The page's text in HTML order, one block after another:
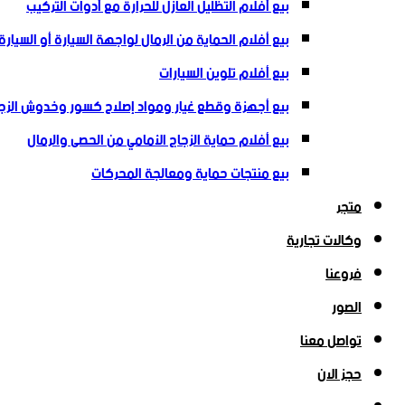
بيع أفلام التظليل العازل للحرارة مع أدوات التركيب
بيع أفلام الحماية من الرمال لواجهة السيارة أو
بيع أفلام تلوين السيارات
بيع أجهزة وقطع غيار ومواد إصلاح كسور وخدوش
بيع أفلام حماية الزجاج الأمامي من الحصى والرمال
بيع منتجات حماية ومعالجة المحركات
متجر
وكالات تجارية
فروعنا
الصور
تواصل معنا
حجز الان